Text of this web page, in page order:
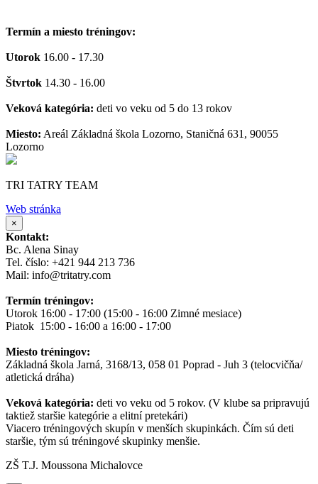
Termín a miesto tréningov:
Utorok 16.00 - 17.30
Štvrtok 14.30 - 16.00
Veková kategória: deti vo veku od 5 do 13 rokov
Miesto: Areál Základná škola Lozorno, Staničná 631, 90055
Lozorno
TRI TATRY TEAM
Web stránka
×
Kontakt:
Bc. Alena Sinay
Tel. číslo: +421 944 213 736
Mail: info@tritatry.com
Termín tréningov:
Utorok 16:00 - 17:00 (15:00 - 16:00 Zimné mesiace)
Piatok 15:00 - 16:00 a 16:00 - 17:00
Miesto tréningov:
Základná škola Jarná, 3168/13, 058 01 Poprad - Juh 3 (telocvičňa/
atletická dráha)
Veková kategória: deti vo veku od 5 rokov. (V klube sa pripravujú
taktiež staršie kategórie a elitní pretekári)
Viacero tréningových skupín v menších skupinkách. Čím sú deti
staršie, tým sú tréningové skupinky menšie.
ZŠ T.J. Moussona Michalovce